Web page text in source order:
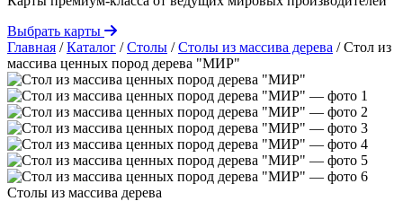
Выбрать карты
Главная / Каталог / Столы / Столы из массива дерева / Стол из
массива ценных пород дерева "МИР"
Столы из массива дерева